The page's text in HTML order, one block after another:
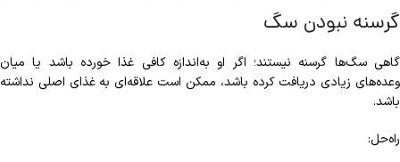
گرسنه نبودن سگ
گاهی سگ‌ها گرسنه نیستند؛ اگر او به‌اندازه کافی غذا خورده باشد یا میان
‌وعده‌های زیادی دریافت کرده باشد، ممکن است علاقه‌ای به غذای اصلی نداشته
باشد.
راه‌حل: